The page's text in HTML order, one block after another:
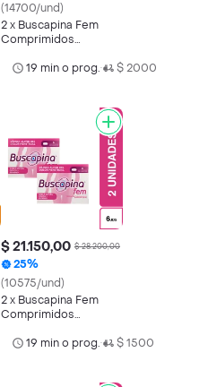
(14700/und)
2 x Buscapina Fem
Comprimidos
19 min o prog.• $ 2000
$ 21.150,00 $ 28.200,00
25%
(10575/und)
2 x Buscapina Fem
Comprimidos
19 min o prog.• $ 1500